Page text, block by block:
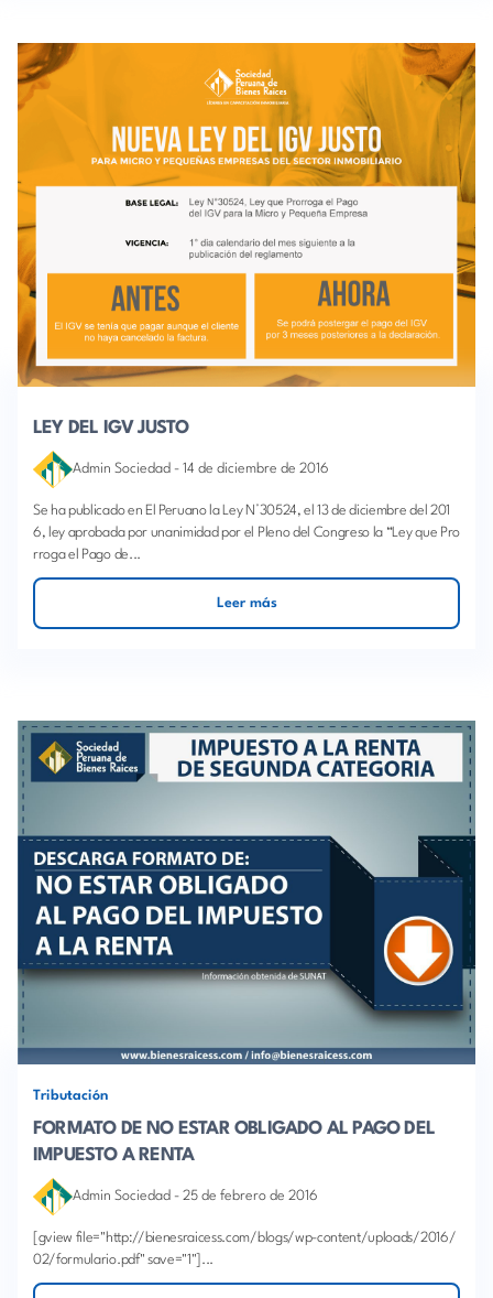
LEY DEL IGV JUSTO
Admin Sociedad - 14 de diciembre de 2016
Se ha publicado en El Peruano la Ley N°30524, el 13 de diciembre del 201
6, ley aprobada por unanimidad por el Pleno del Congreso la “Ley que Pro
rroga el Pago de...
Leer más
Tributación
FORMATO DE NO ESTAR OBLIGADO AL PAGO DEL
IMPUESTO A RENTA
Admin Sociedad - 25 de febrero de 2016
[gview file="http://bienesraicess.com/blogs/wp-content/uploads/2016/
02/formulario.pdf" save="1"]...